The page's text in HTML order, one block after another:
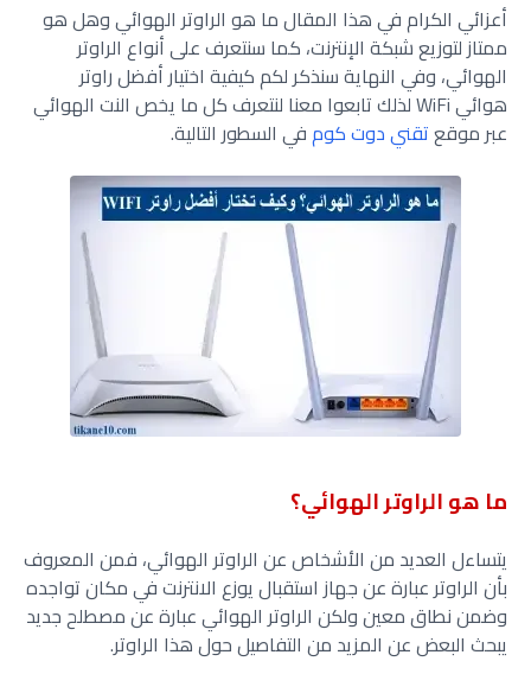
أعزائي الكرام في هذا المقال ما هو الراوتر الهوائي وهل هو
ممتاز لتوزيع شبكة الإنترنت، كما سنتعرف على أنواع الراوتر
الهوائي، وفي النهاية سنذكر لكم كيفية اختيار أفضل راوتر
هوائي WiFi لذلك تابعوا معنا لنتعرف كل ما يخص النت الهوائي
عبر موقعتقني دوت كومفي السطور التالية.
ما هو الراوتر الهوائي؟
يتساءل العديد من الأشخاص عن الراوتر الهوائي، فمن المعروف
بأن الراوتر عبارة عن جهاز استقبال يوزع الانترنت في مكان تواجده
وضمن نطاق معين ولكن الراوتر الهوائي عبارة عن مصطلح جديد
يبحث البعض عن المزيد من التفاصيل حول هذا الراوتر.